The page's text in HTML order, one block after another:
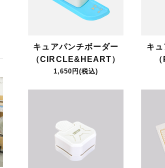
キュアパンチボーダー
（CIRCLE&HEART）
1,650円(税込)
キ